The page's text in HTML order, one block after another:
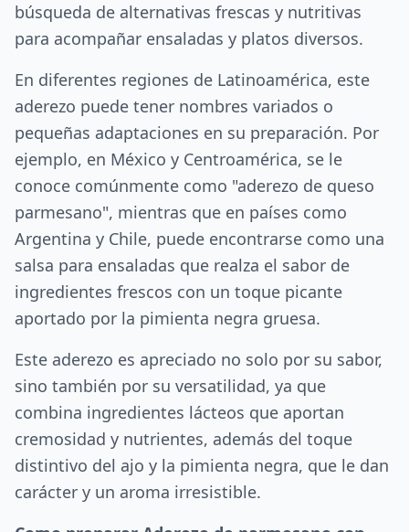
búsqueda de alternativas frescas y nutritivas
para acompañar ensaladas y platos diversos.
En diferentes regiones de Latinoamérica, este
aderezo puede tener nombres variados o
pequeñas adaptaciones en su preparación. Por
ejemplo, en México y Centroamérica, se le
conoce comúnmente como "aderezo de queso
parmesano", mientras que en países como
Argentina y Chile, puede encontrarse como una
salsa para ensaladas que realza el sabor de
ingredientes frescos con un toque picante
aportado por la pimienta negra gruesa.
Este aderezo es apreciado no solo por su sabor,
sino también por su versatilidad, ya que
combina ingredientes lácteos que aportan
cremosidad y nutrientes, además del toque
distintivo del ajo y la pimienta negra, que le dan
carácter y un aroma irresistible.